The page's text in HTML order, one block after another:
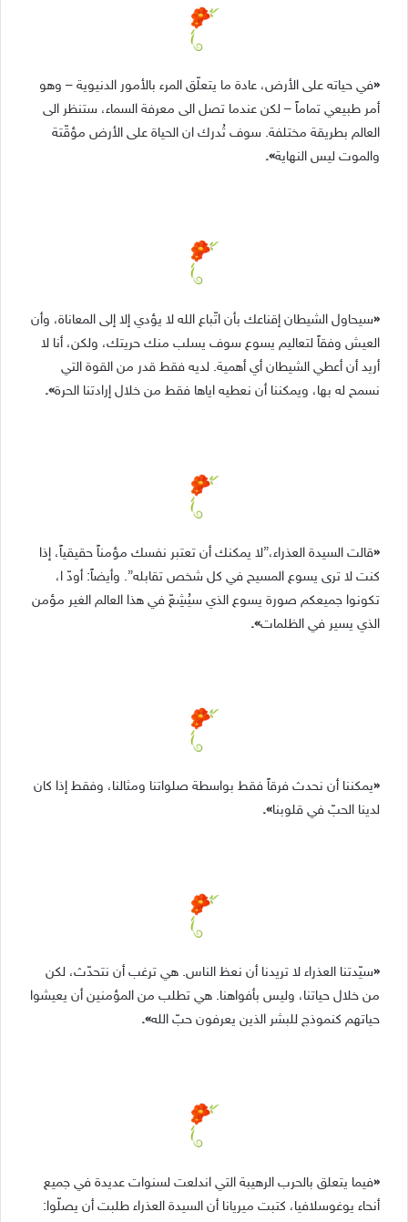
«في حياته على الأرض، عادة ما يتعلّق المرء بالأمور الدنيوية – وهو
أمر طبيعي تماماً – لكن عندما تصل الى معرفة السماء، ستنظر الى
العالم بطريقة مختلفة. سوف تُدرك ان الحياة على الأرض مؤقّتة
والموت ليس النهاية».
«سيحاول الشيطان إقناعك بأن اتّباع الله لا يؤدي إلا إلى المعاناة، وأن
العيش وفقاً لتعاليم يسوع سوف يسلب منك حريتك، ولكن، أنا لا
أريد أن أعطي الشيطان أي أهمية. لديه فقط قدر من القوة التي
نسمح له بها، ويمكننا أن نعطيه اياها فقط من خلال إرادتنا الحرة».
«قالت السيدة العذراء،”لا يمكنك أن تعتبر نفسك مؤمناً حقيقياً، إذا
كنت لا ترى يسوع المسيح في كل شخص تقابله”. وأيضاً: أودّ ا،
تكونوا جميعكم صورة يسوع الذي سيُشِعّ في هذا العالم الغير مؤمن
الذي يسير في الظلمات».
«يمكننا أن نحدث فرقاً فقط بواسطة صلواتنا ومثالنا، وفقط إذا كان
لدينا الحبّ في قلوبنا».
«سيّدتنا العذراء لا تريدنا أن نعظ الناس. هي ترغب أن نتحدّث، لكن
من خلال حياتنا، وليس بأفواهنا. هي تطلب من المؤمنين أن يعيشوا
حياتهم كنموذج للبشر الذين يعرفون حبّ الله».
«فيما يتعلق بالحرب الرهيبة التي اندلعت لسنوات عديدة في جميع
أنحاء يوغوسلافيا، كتبت ميريانا أن السيدة العذراء طلبت أن يصلّوا: